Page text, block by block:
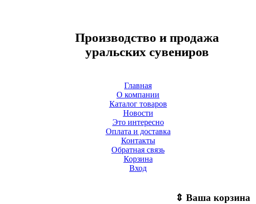
Производство и продажа
уральских сувениров
Главная
О компании
Каталог товаров
Новости
Это интересно
Оплата и доставка
Контакты
Обратная связь
Корзина
Вход
⇕ Ваша корзина